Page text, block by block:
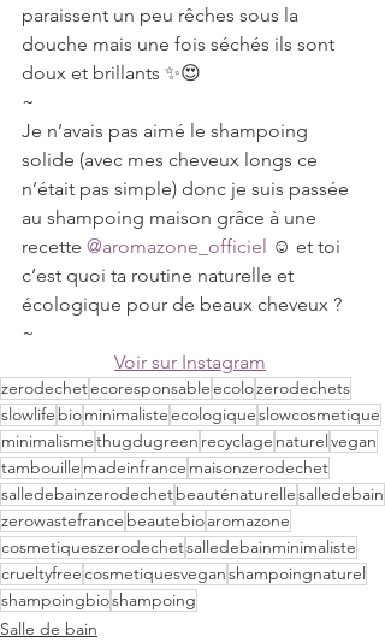
paraissent un peu rêches sous la
douche mais une fois séchés ils sont
doux et brillants ✨😍
~
Je n’avais pas aimé le shampoing
solide (avec mes cheveux longs ce
n’était pas simple) donc je suis passée
au shampoing maison grâce à une
recette @aromazone_officiel
☺️ et toi
c’est quoi ta routine naturelle et
écologique pour de beaux cheveux ?
~
Voir sur Instagram
zerodechetecoresponsableecolozerodechets
slowlife biominimalisteecologiqueslowcosmetique
minimalismethugdugreen recyclage naturel vegan
tambouille madeinfrance maisonzerodechet
salledebainzerodechetbeauténaturellesalledebain
zerowastefrance beautebioaromazone
cosmetiqueszerodechetsalledebainminimaliste
crueltyfreecosmetiquesveganshampoingnaturel
shampoingbioshampoing
Salle de bain